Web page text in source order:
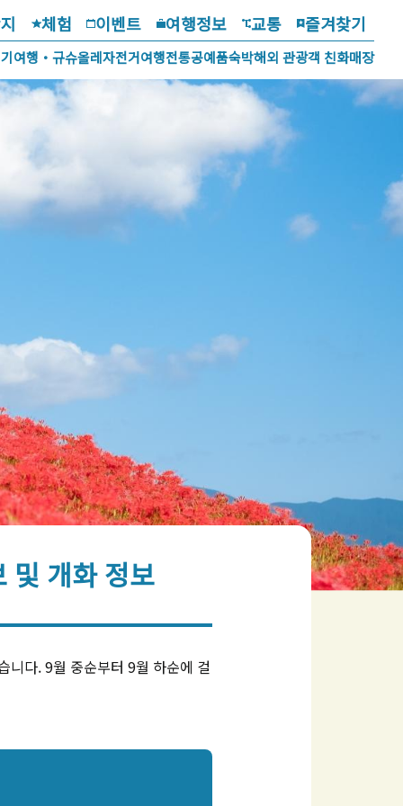
체험 이벤트 여행정보 교통 즐겨찾기
여행・규슈올레자전거여행전통공예품숙박해외 관광객 친화매장
및 개화 정보
니다. 9월 중순부터 9월 하순에 걸